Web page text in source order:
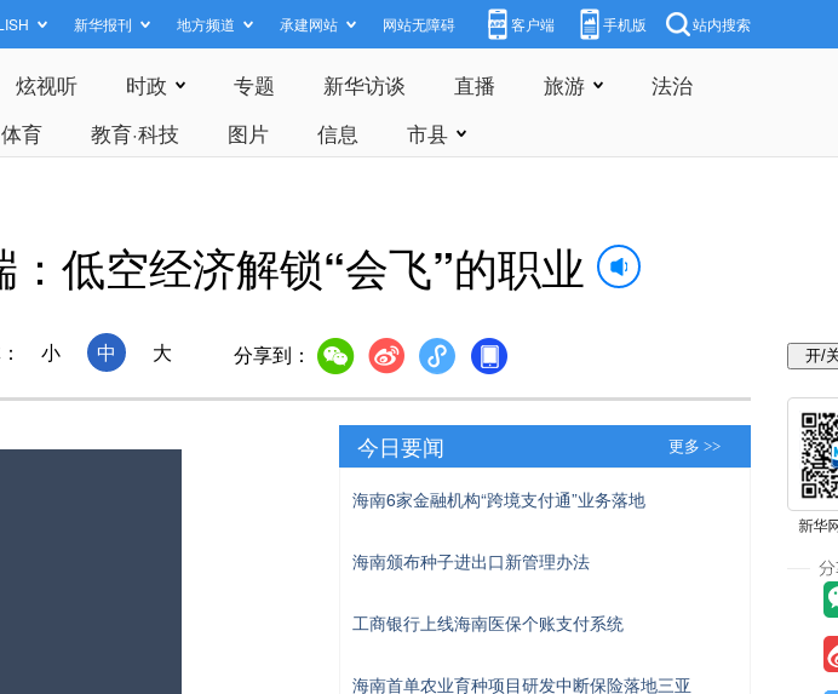
新华报刊 地方频道 承建网站 网站无障碍 客户端 手机版 站内搜索
炫视听 时政 专题 新华访谈 直播 旅游
法治
育 教育·科技 图片 信息 市县
低空经济解锁“会飞”的职业
小 中 大 分享到：
今日要闻 更多 >>
海南6家金融机构“跨境支付通”业务落地
海南颁布种子进出口新管理办法
工商银行上线海南医保个账支付系统
海南首单农业育种项目研发中断保险落地三亚